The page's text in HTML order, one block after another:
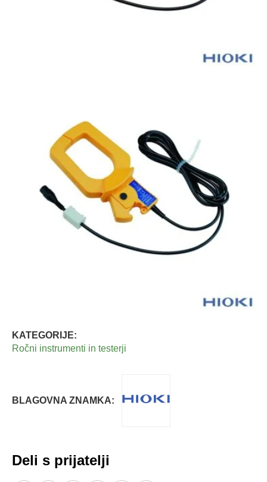
KATEGORIJE:
Ročni instrumenti in testerji
BLAGOVNA ZNAMKA:
Deli s prijatelji